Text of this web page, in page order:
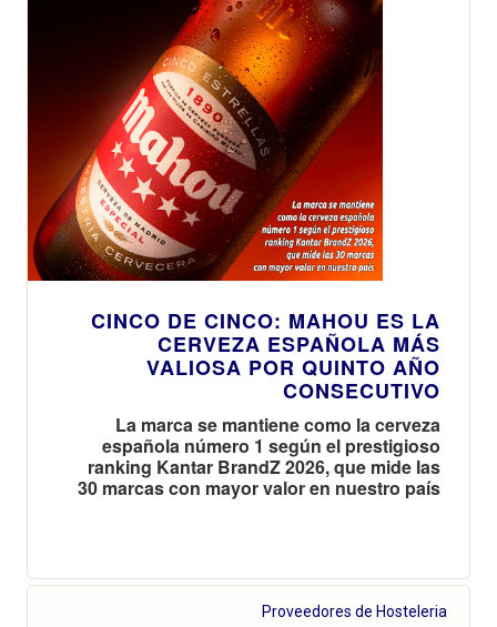
CINCO DE CINCO: MAHOU ES LA
CERVEZA ESPAÑOLA MÁS
VALIOSA POR QUINTO AÑO
CONSECUTIVO
La marca se mantiene como la cerveza
española número 1 según el prestigioso
ranking Kantar BrandZ 2026, que mide las
30 marcas con mayor valor en nuestro país
Proveedores de Hosteleria